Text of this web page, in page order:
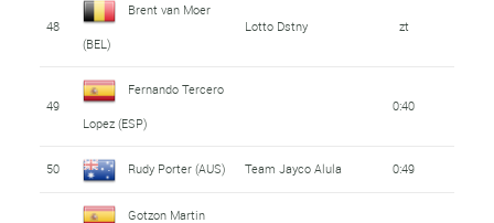
48
Brent van Moer
(BEL)
Lotto Dstny zt
49
Fernando Tercero
Lopez (ESP)
0:40
50 Rudy Porter (AUS) Team Jayco Alula 0:49
Gotzon Martin